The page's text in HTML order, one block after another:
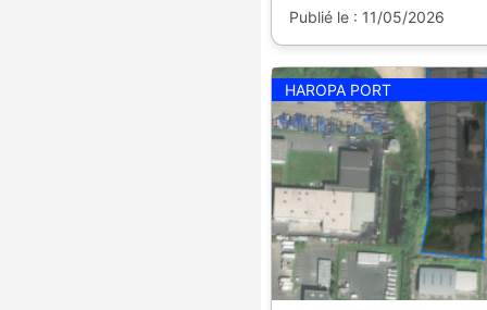
Publié le : 11/05/2026
HAROPA PORT